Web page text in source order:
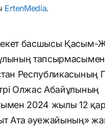
ErtenMedia.
басшысы Қасым-
Республикасының
Олжас Абайұлының
2024 жылы 12
Ата әуежайының»